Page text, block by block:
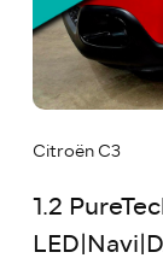
Citroën C3
1.2